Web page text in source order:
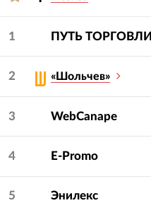
1 ПУТЬ ТОРГОВЛИ
2 «Шольчев»
3 WebCanape
4 E-Promo
5 Энилекс